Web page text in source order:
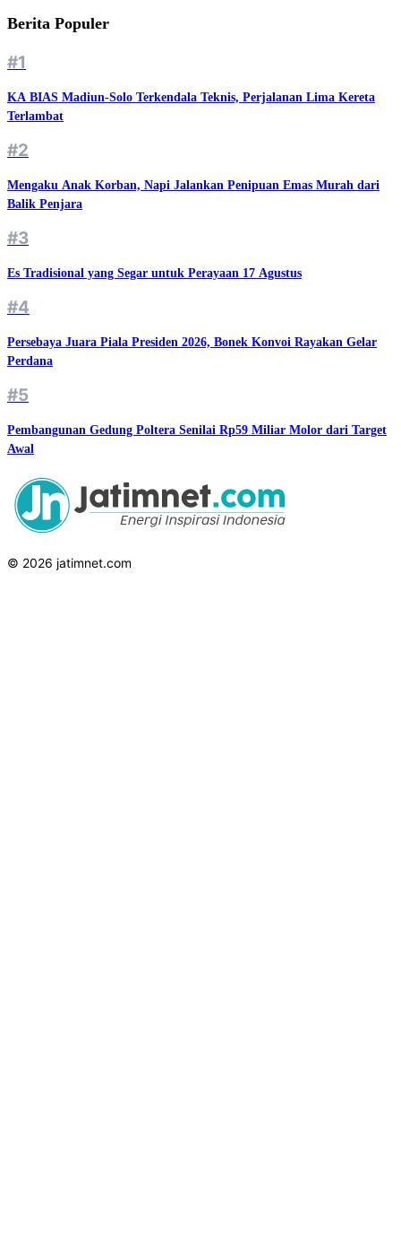
Berita Populer
#1
KA BIAS Madiun-Solo Terkendala Teknis, Perjalanan Lima Kereta
Terlambat
#2
Mengaku Anak Korban, Napi Jalankan Penipuan Emas Murah dari
Balik Penjara
#3
Es Tradisional yang Segar untuk Perayaan 17 Agustus
#4
Persebaya Juara Piala Presiden 2026, Bonek Konvoi Rayakan Gelar
Perdana
#5
Pembangunan Gedung Poltera Senilai Rp59 Miliar Molor dari Target
Awal
© 2026 jatimnet.com